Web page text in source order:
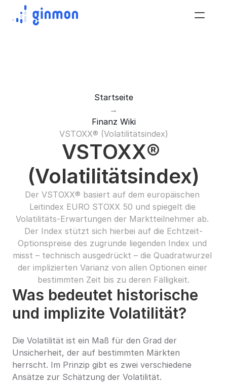
Startseite
→
Finanz Wiki
VSTOXX® (Volatilitätsindex)
VSTOXX®
(Volatilitätsindex)
Der VSTOXX® basiert auf dem europäischen
Leitindex EURO STOXX 50 und spiegelt die
Volatilitäts-Erwartungen der Marktteilnehmer ab.
Der Index stützt sich hierbei auf die Echtzeit-
Optionspreise des zugrunde liegenden Index und
misst – technisch ausgedrückt – die Quadratwurzel
der implizierten Varianz von allen Optionen einer
bestimmten Zeit bis zu deren Fälligkeit.
Was bedeutet historische
und implizite Volatilität?
Die Volatilität ist ein Maß für den Grad der
Unsicherheit, der auf bestimmten Märkten
herrscht. Im Prinzip gibt es zwei verschiedene
Ansätze zur Schätzung der Volatilität.